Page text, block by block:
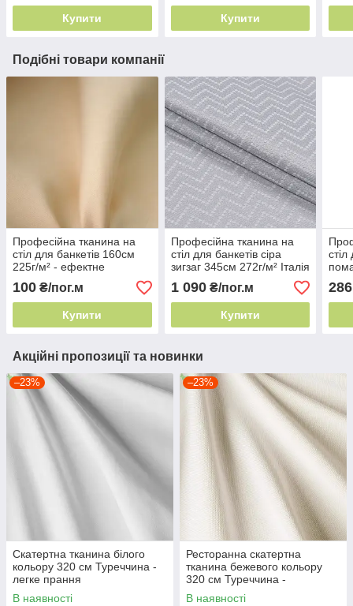
Купити Купити
Подібні товари компанії
Професійна тканина на
стіл для банкетів 160см
225г/м² - ефектне
драпірування
100 ₴/пог.м
Купити
Професійна тканина на
стіл для банкетів сіра
зигзаг 345см 272г/м² Італія
- екологічно чисто
1 090₴/пог.м
Купити
стіл
м²
286
Акційні пропозиції та новинки
–23%
Скатертна тканина білого
кольору 320 см Туреччина -
легке прання
В наявності
–23%
Ресторанна скатертна
тканина бежевого кольору
320 см Туреччина -
зносостійка
В наявності